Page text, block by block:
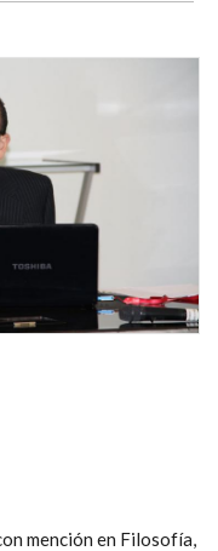
mención en Filosofía,